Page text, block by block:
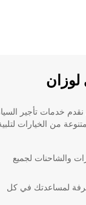
لوزان
خدمات تأجير
من الخيارات
والشاحنات لجميع
لمساعدتك في كل